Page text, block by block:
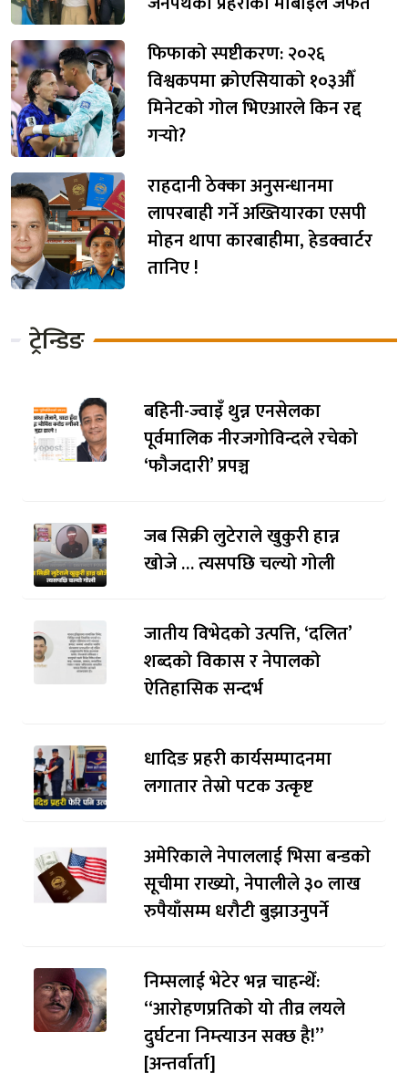
फिफाको स्पष्टीकरण: २०२६
विश्वकपमा क्रोएसियाको १०३औँ
मिनेटको गोल भिएआरले किन रद्द
गर्‍यो?
राहदानी ठेक्का अनुसन्धानमा
लापरबाही गर्ने अख्तियारका एसपी
मोहन थापा कारबाहीमा, हेडक्वार्टर
तानिए !
ट्रेन्डिङ
बहिनी-ज्वाइँ थुन्न एनसेलका
पूर्वमालिक नीरजगोविन्दले रचेको
‘फौजदारी’ प्रपञ्च
जब सिक्री लुटेराले खुकुरी हान्न
खोजे … त्यसपछि चल्यो गोली
जातीय विभेदको उत्पत्ति, ‘दलित’
शब्दको विकास र नेपालको
ऐतिहासिक सन्दर्भ
धादिङ प्रहरी कार्यसम्पादनमा
लगातार तेस्रो पटक उत्कृष्ट
अमेरिकाले नेपाललाई भिसा बन्डकाे
सूचीमा राख्यो, नेपालीले ३० लाख
रुपैयाँसम्म धरौटी बुझाउनुपर्ने
निम्सलाई भेटेर भन्न चाहन्थेँ:
“आरोहणप्रतिको यो तीव्र लयले
दुर्घटना निम्त्याउन सक्छ है!”
[अन्तर्वार्ता]